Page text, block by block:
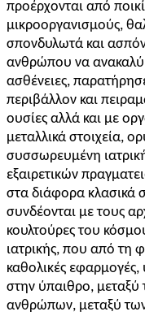
προέρχονται από
μικροοργανισμούς,
σπονδυλωτά και
ανθρώπου να
ασθένειες,
περιβάλλον και
ουσίες αλλά και με
μεταλλικά στοιχεία,
συσσωρευμένη
εξαιρετικών
στα διάφορα κλασικά
συνδέονται με τους
κουλτούρες του
ιατρικής, που από τη
καθολικές
στην ύπαιθρο, μεταξύ
ανθρώπων, μεταξύ